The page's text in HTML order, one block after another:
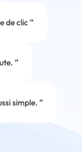
de clic”
”
simple. ”